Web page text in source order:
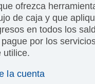
ofrezca
de caja y que
en todos los
por los
utilice.
la cuenta